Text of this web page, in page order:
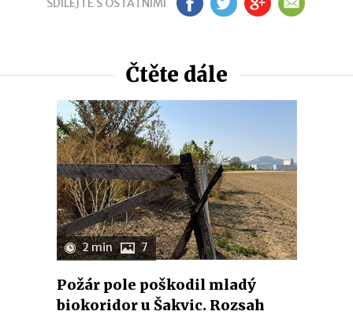
SDÍLEJTE S OSTATNÍMI FB TW GP EM
Čtěte dále
2 min 7
Požár pole poškodil mladý
biokoridor u Šakvic. Rozsah